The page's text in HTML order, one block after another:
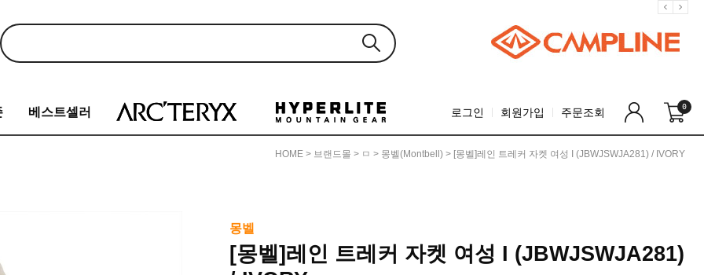
베스트셀러 로그인 회원가입 주문조회 0
HOME > 브랜드몰 > ㅁ > 몽벨(montbell) > [몽벨]레인 트레커 자켓 여성 I (JBWJSWJA281) / IVORY
몽벨
[몽벨]레인 트레커 자켓 여성 I (JBWJSWJA281)